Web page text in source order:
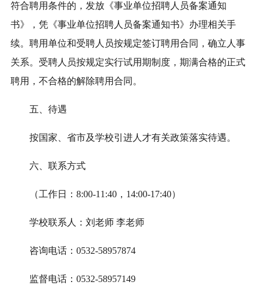
符合聘用条件的，发放《事业单位招聘人员备案通知
书》，凭《事业单位招聘人员备案通知书》办理相关手
续。聘用单位和受聘人员按规定签订聘用合同，确立人事
关系。受聘人员按规定实行试用期制度，期满合格的正式
聘用，不合格的解除聘用合同 。
五、待遇
按国家、省市及学校引进人才有关政策落实待遇。
六、 联系方式
（工作日：8:00-11:40，14:00-17:40）
学校联系人：刘老师 李老师
咨询电话：0532-58957874
监督电话 ：0532-58957149